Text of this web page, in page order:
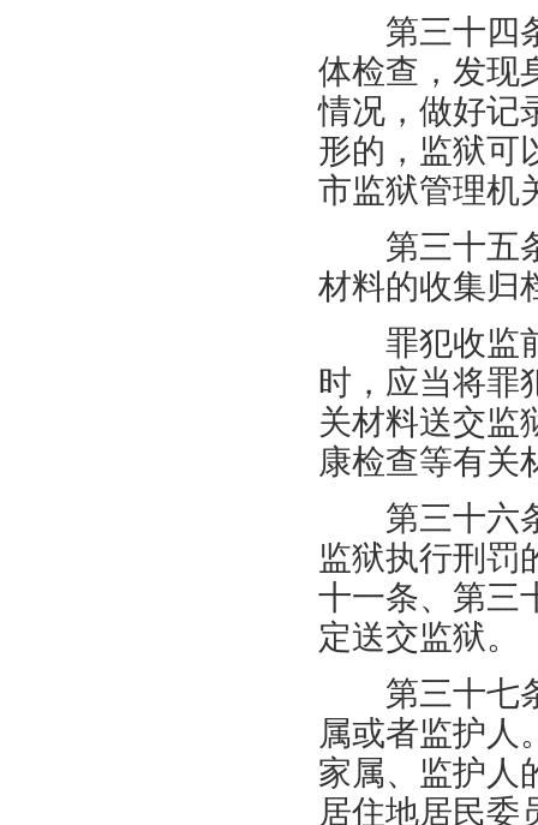
第三十四条
体检查，发现
情况，做好记
形的，监狱可
市监狱管理机
第三十五条
材料的收集归
罪犯收监前
时，应当将罪
关材料送交监
康检查等有关
第三十六条
监狱执行刑罚
十一条、第三
定送交监狱。
第三十七条
属或者监护人
家属、监护人
居住地居民委